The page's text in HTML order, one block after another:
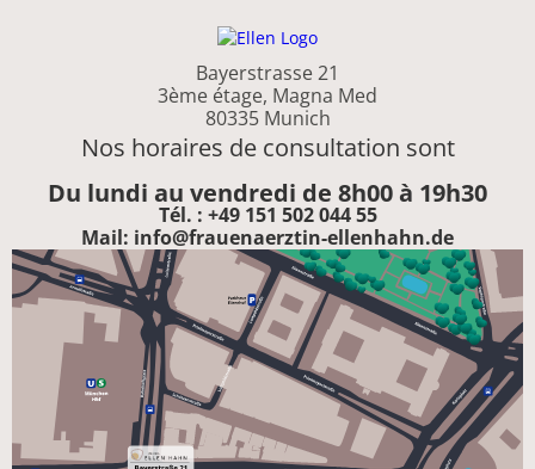
Bayerstrasse 21
3ème étage, Magna Med
80335 Munich
Nos horaires de consultation sont
Du lundi au vendredi de 8h00 à 19h30
Tél. : +49 151 502 044 55
Mail: info@frauenaerztin-ellenhahn.de